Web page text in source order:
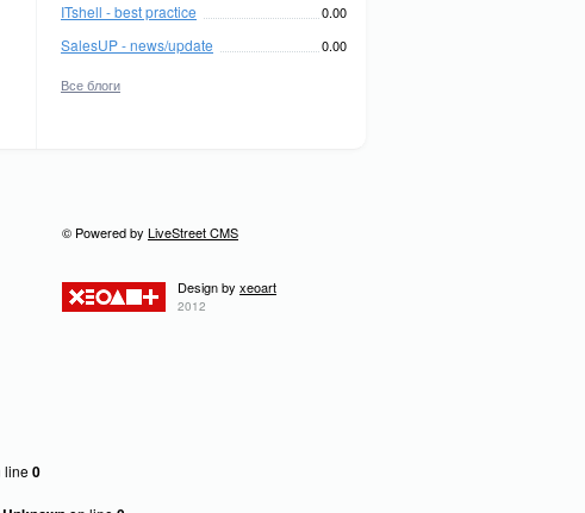
ITshell - best practice 0.00
SalesUP - news/update 0.00
Все блоги
© Powered by LiveStreet CMS
Design by xeoart
2012
line0